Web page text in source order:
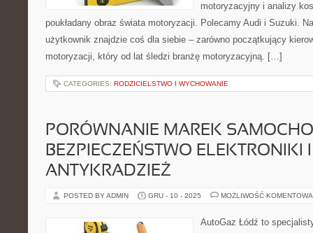
motoryzacyjny i analizy
poukładany obraz świata motoryzacji. Polecamy Audi i Suzuki.
użytkownik znajdzie coś dla siebie – zarówno początkujący
motoryzacji, który od lat śledzi branżę motoryzacyjną. […]
CATEGORIES: RODZICIELSTWO I WYCHOWANIE
PORÓWNANIE MAREK
BEZPIECZEŃSTWO ELEKTRONIKI I
ANTYKRADZIEŻ
POSTED BY ADMIN GRU - 10 - 2025 MOŻLIWOŚĆ
AutoGaz Łódź to